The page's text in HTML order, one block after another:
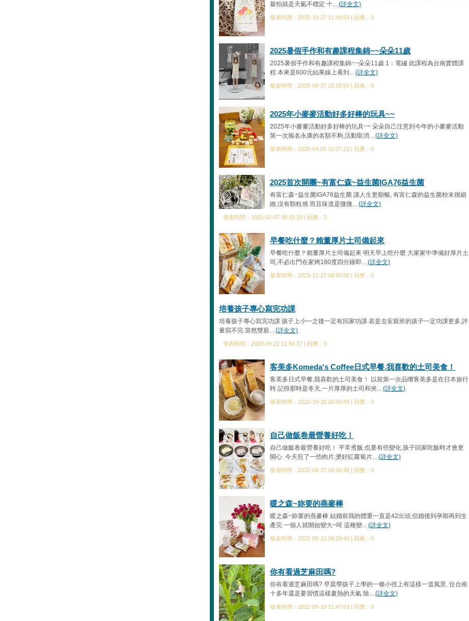
最怕就是天氣不穩定 十... (詳全文)
發表時間：2025-10-27 11:49:54 | 回應：0
2025暑假手作和有趣課程集錦~~朵朵11歲
2025暑假手作和有趣課程集錦~~朵朵11歲 1：電繡 此課程為台南實體課
程 本來是600元結果線上看到... (詳全文)
發表時間：2025-08-27 19:18:59 | 回應：0
2025年小麥麥活動好多好棒的玩具~~
2025年小麥麥活動好多好棒的玩具~~ 朵朵自己注意到今年的小麥麥活動
第一次報名永康的名額不夠,活動取消... (詳全文)
發表時間：2025-04-01 10:27:13 | 回應：0
2025首次開團~有富仁森~益生菌IGA76益生菌
有富仁森~益生菌IGA76益生菌 讓人生更順暢, 有富仁森的益生菌粉末很細
緻,沒有顆粒感 而且味道是微微... (詳全文)
發表時間：2025-02-07 08:33:20 | 回應：0
早餐吃什麼？賴董厚片土司備起來
早餐吃什麼？賴董厚片土司備起來 明天早上吃什麼 大家家中準備好厚片土
司,不必出門在家烤180度四分鐘即... (詳全文)
發表時間：2023-12-27 08:50:08 | 回應：0
培養孩子專心寫完功課
培養孩子專心寫完功課 孩子上小一之後一定有回家功課 若是去安親班的孩子一定功課更多,評
量寫不完 當然雙薪... (詳全文)
發表時間：2023-09-22 11:56:27 | 回應：0
客美多Komeda‘s Coffee日式早餐,我喜歡的土司美食！
客美多日式早餐,我喜歡的土司美食！ 以前第一次品嚐客美多是在日本旅行
時 記得那時是冬天,一片厚厚的土司和夾... (詳全文)
發表時間：2022-10-30 20:50:43 | 回應：0
自己做飯卷最營養好吃！
自己做飯卷最營養好吃！ 平常煮飯,也要有些變化,孩子回家吃飯時才會更
開心. 今天煎了一些肉片,燙好紅蘿蔔片... (詳全文)
發表時間：2022-09-27 18:56:45 | 回應：0
暖之森~妳要的燕麥棒
暖之森~妳要的燕麥棒 結婚前我的體重一直是42出頭,但婚後到孕期再到生
產完 一個人就開始變大~呵 這種變... (詳全文)
發表時間：2022-05-13 08:29:40 | 回應：0
你有看過芝麻田嗎?
你有看過芝麻田嗎? 早晨帶孩子上學的一條小徑上有這樣一道風景. 住台南
十多年還是要習慣這樣夏熱的天氣 除... (詳全文)
發表時間：2022-05-10 11:47:03 | 回應：0